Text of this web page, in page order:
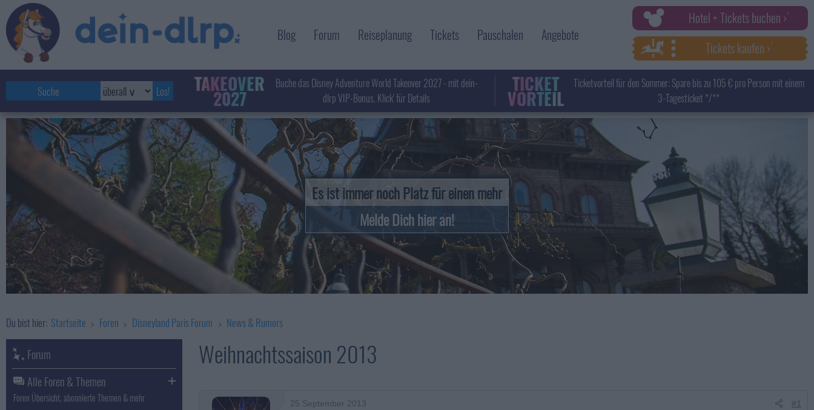
Blog Forum Reiseplanung Tickets Pauschalen Angebote
Hotel + Tickets buchen ›
Tickets kaufen ›
TAKEOVER
2027
Buche das Disney Adventure World Takeover 2027 - mit dein-
dlrp VIP-Bonus. Klick' für Details
TICKET
VORTEIL
Ticketvorteil für den Sommer: Spare bis zu 105 € pro Person mit einem
3-Tagesticket */**
Es ist immer noch Platz für einen mehr
Melde Dich hier an!
Du bist hier: Startseite Foren Disneyland Paris Forum News & Rumors
Weihnachtssaison 2013
25 September 2013 #1
Forum
Alle Foren & Themen
Foren Übersicht, abonnierte Themen & mehr